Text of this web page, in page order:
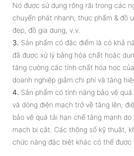
Nó được sử dụng rộng rãi trong các
chuyển phát nhanh, thực phẩm & đồ
đẹp, đồ gia dụng, v.v.
3. Sản phẩm có đặc điểm là có khả
đã được xử lý bằng hóa chất hoặc
tăng cường các tính chất hóa học
doanh nghiệp giảm chi phí và tăng
4. Sản phẩm có tính năng bảo vệ
và dòng điện mạch trở về tăng lên,
bảo vệ quá tải hạn chế tăng mạnh do
mạch bị cắt. Các thông số kỹ thuật,
chức năng đặc biệt khác có thể được